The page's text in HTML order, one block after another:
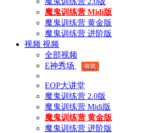
魔鬼训练营 Midi版
魔鬼训练营 黄金版
魔鬼训练营 进阶版
视频 视频
全部视频
E神秀场
有奖
EOP大讲堂
魔鬼训练营 2.0版
魔鬼训练营 Midi版
魔鬼训练营 黄金版
魔鬼训练营 进阶版